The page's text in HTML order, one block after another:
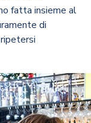
fatta insieme al
di